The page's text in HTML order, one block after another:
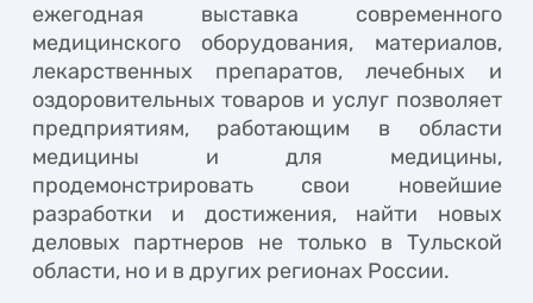
ежегодная выставка современного
медицинского оборудования, материалов,
лекарственных препаратов, лечебных и
оздоровительных товаров и услуг позволяет
предприятиям, работающим в области
медицины и для медицины,
продемонстрировать свои новейшие
разработки и достижения, найти новых
деловых партнеров не только в Тульской
области, но и в других регионах России.